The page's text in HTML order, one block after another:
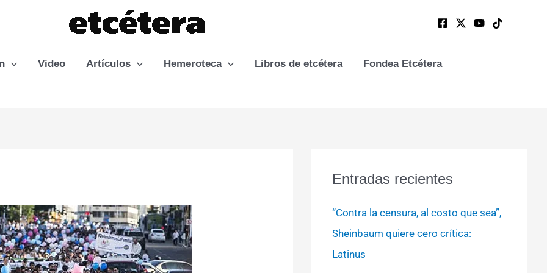
Video Artículos Hemeroteca Libros de etcétera Fondea Etcétera
Entradas recientes
“Contra la censura, al costo que sea”,
Sheinbaum quiere cero crítica:
Latinus